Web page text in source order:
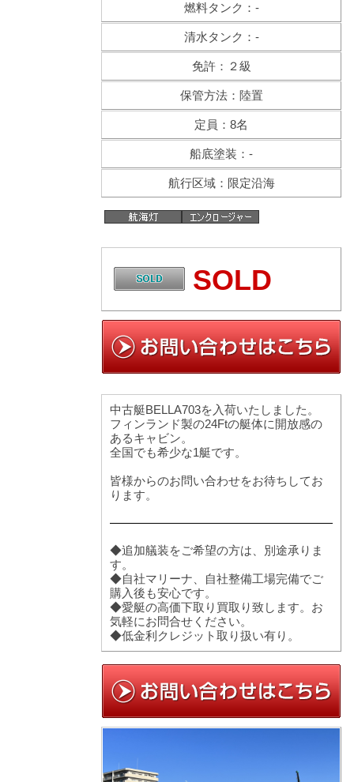
燃料タンク：-
清水タンク：-
免許：２級
保管方法：陸置
定員：8名
船底塗装：-
航行区域：限定沿海
SOLD
中古艇BELLA703を入荷いたしました。
フィンランド製の24Ftの艇体に開放感の
あるキャビン。
全国でも希少な1艇です。
皆様からのお問い合わせをお待ちしてお
ります。
◆追加艤装をご希望の方は、別途承りま
す。
◆自社マリーナ、自社整備工場完備でご
購入後も安心です。
◆愛艇の高価下取り買取り致します。お
気軽にお問合せください。
◆低金利クレジット取り扱い有り。